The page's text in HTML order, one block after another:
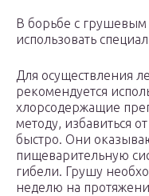
В борьбе с
использовать
Для осуществления
рекомендуется
хлорсодержащие
методу, избавиться
быстро. Они
пищеварительную
гибели. Грушу
неделю на